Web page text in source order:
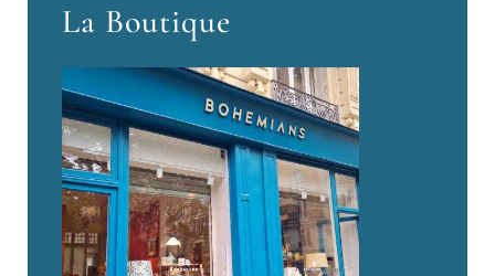
La Boutique